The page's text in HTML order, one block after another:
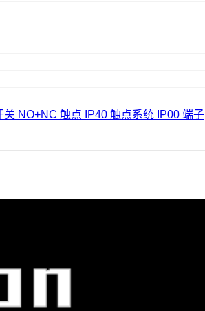
NO+NC 触点 IP40 触点系统 IP00 端子